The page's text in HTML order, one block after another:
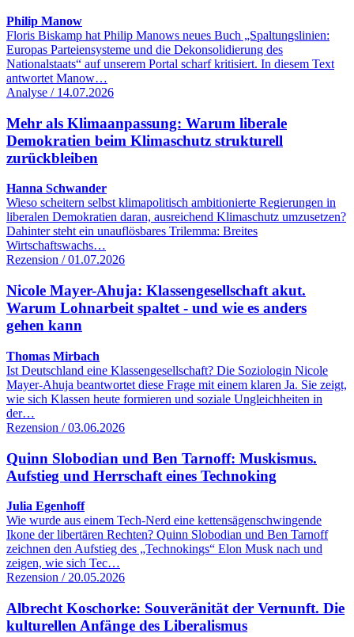
Philip Manow
Floris Biskamp hat Philip Manows neues Buch „Spaltungslinien:
Europas Parteiensysteme und die Dekonsolidierung des
Nationalstaats“ auf unserem Portal scharf kritisiert. In diesem Text
antwortet Manow…
Analyse / 14.07.2026
Mehr als Klimaanpassung: Warum liberale
Demokratien beim Klimaschutz strukturell
zurückbleiben
Hanna Schwander
Wieso scheitern selbst klimapolitisch ambitionierte Regierungen in
liberalen Demokratien daran, ausreichend Klimaschutz umzusetzen?
Dahinter steht ein unauflösbares Trilemma: Breites
Wirtschaftswachs…
Rezension / 01.07.2026
Nicole Mayer-Ahuja: Klassengesellschaft akut.
Warum Lohnarbeit spaltet - und wie es anders
gehen kann
Thomas Mirbach
Ist Deutschland eine Klassengesellschaft? Die Soziologin Nicole
Mayer-Ahuja beantwortet diese Frage mit einem klaren Ja. Sie zeigt,
wie sich Klassen heute formieren und soziale Ungleichheiten in
der…
Rezension / 03.06.2026
Quinn Slobodian und Ben Tarnoff: Muskismus.
Aufstieg und Herrschaft eines Technoking
Julia Egenhoff
Wie wurde aus einem Tech-Nerd eine kettensägenschwingende
Ikone der libertären Rechten? Quinn Slobodian und Ben Tarnoff
zeichnen den Aufstieg des „Technokings“ Elon Musk nach und
zeigen, wie sich Tec…
Rezension / 20.05.2026
Albrecht Koschorke: Souveränität der Vernunft. Die
kulturellen Anfänge des Liberalismus